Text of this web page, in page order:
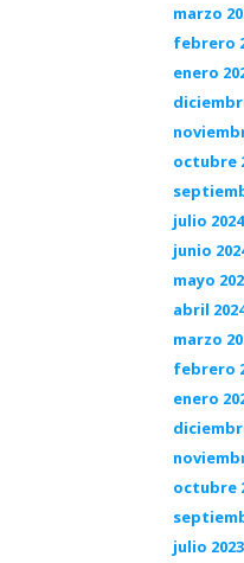
marzo
febrero
enero
octubre
julio 2024
junio
mayo
abril
marzo
febrero
enero
octubre
julio 2023